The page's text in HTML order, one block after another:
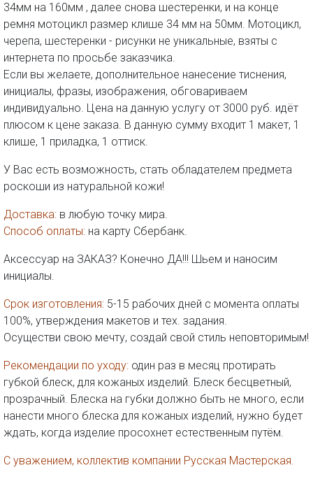
34мм на 160мм , далее снова шестеренки, и на конце
ремня мотоцикл размер клише 34 мм на 50мм. Мотоцикл,
черепа, шестеренки - рисунки не уникальные, взяты с
интернета по просьбе заказчика.
Если вы желаете, дополнительное нанесение тиснения,
инициалы, фразы, изображения, обговариваем
индивидуально. Цена на данную услугу от 3000 руб. идёт
плюсом к цене заказа. В данную сумму входит 1 макет, 1
клише, 1 приладка, 1 оттиск.
У Вас есть возможность, стать обладателем предмета
роскоши из натуральной кожи!
Доставка: в любую точку мира.
Способ оплаты: на карту Сбербанк.
Аксессуар на ЗАКАЗ? Конечно ДА!!! Шьем и наносим
инициалы.
Срок изготовления: 5-15 рабочих дней с момента оплаты
100%, утверждения макетов и тех. задания.
Осуществи свою мечту, создай свой стиль неповторимым!
Рекомендации по уходу: один раз в месяц протирать
губкой блеск, для кожаных изделий. Блеск бесцветный,
прозрачный. Блеска на губки должно быть не много, если
нанести много блеска для кожаных изделий, нужно будет
ждать, когда изделие просохнет естественным путём.
С уважением, коллектив компании Русская Мастерская.